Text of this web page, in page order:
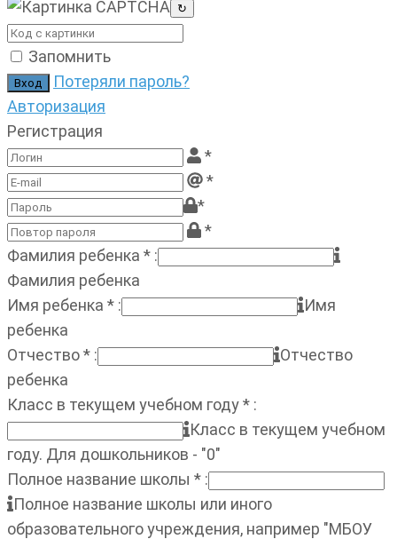
↻
Запомнить
Потеряли пароль?
Авторизация
Регистрация
*
*
*
*
Фамилия ребенка * :
Фамилия ребенка
Имя ребенка * :
Имя
ребенка
Отчество* :
Отчество
ребенка
Класс в текущем учебном году* :
Класс в текущем учебном
году. Для дошкольников - "0"
Полное название школы * :
Полное название школы или иного
образовательного учреждения, например "МБОУ